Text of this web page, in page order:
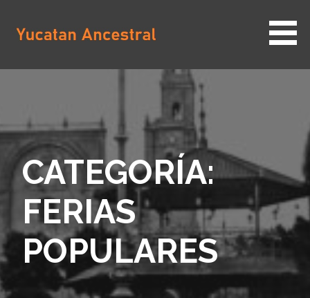
contenido
YUCATAN ANCESTRAL
CATEGORÍA:
FERIAS
POPULARES